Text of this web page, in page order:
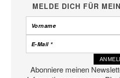
MELDE DICH FÜR
Abonniere meinen